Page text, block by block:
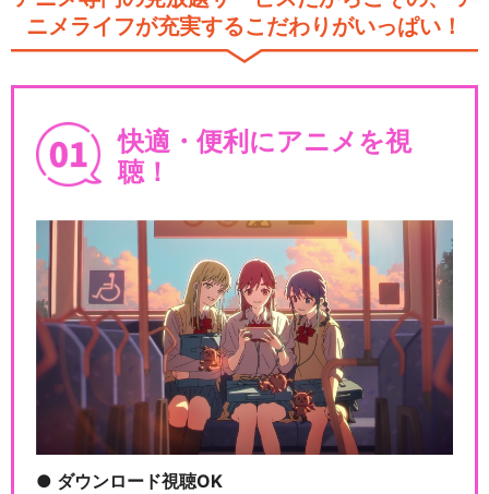
ニメライフが充実するこだわりがいっぱい！
快適・便利にアニメを視
聴！
ダウンロード視聴OK